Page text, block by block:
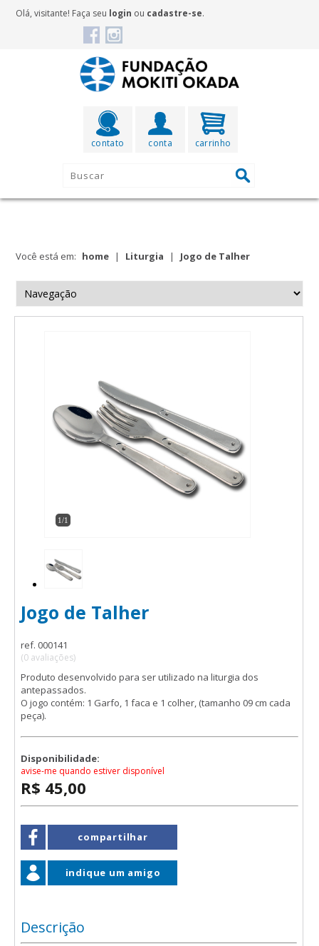
Olá, visitante! Faça seu login ou cadastre-se.
carrinho
conta
contato
Você está em: home | Liturgia | Jogo de Talher
1/1
Jogo de Talher
ref. 000141
(0 avaliações)
Produto desenvolvido para ser utilizado na liturgia dos
antepassados.
O jogo contém: 1 Garfo, 1 faca e 1 colher, (tamanho 09 cm cada
peça).
Disponibilidade:
avise-me quando estiver disponível
R$ 45,00
compartilhar
indique um amigo
Descrição